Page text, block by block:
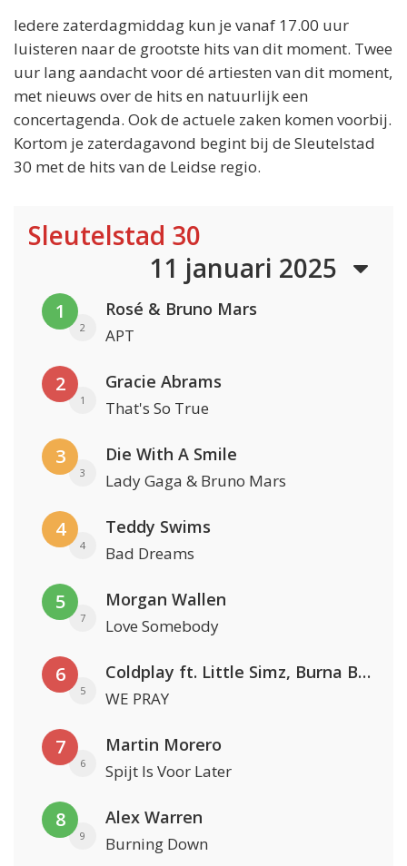
Iedere zaterdagmiddag kun je vanaf 17.00 uur
luisteren naar de grootste hits van dit moment. Twee
uur lang aandacht voor dé artiesten van dit moment,
met nieuws over de hits en natuurlijk een
concertagenda. Ook de actuele zaken komen voorbij.
Kortom je zaterdagavond begint bij de Sleutelstad
30 met de hits van de Leidse regio.
Sleutelstad 30
11 januari 2025
1
2
Rosé & Bruno Mars
APT
2
1
Gracie Abrams
That's So True
3
3
Die With A Smile
Lady Gaga & Bruno Mars
4
4
Teddy Swims
Bad Dreams
5
7
Morgan Wallen
Love Somebody
6
5
Coldplay ft. Little Simz, Burna Boy, Elyanna & Tini
WE PRAY
7
6
Martin Morero
Spijt Is Voor Later
8
9
Alex Warren
Burning Down